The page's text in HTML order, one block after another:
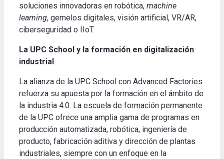
soluciones innovadoras en robótica, machine
learning, gemelos digitales, visión artificial, VR/AR,
ciberseguridad o IIoT.
La UPC School y la formación en digitalización
industrial
La alianza de la UPC School con Advanced Factories
refuerza su apuesta por la formación en el ámbito de
la industria 4.0. La escuela de formación permanente
de la UPC ofrece una amplia gama de programas en
producción automatizada, robótica, ingeniería de
producto, fabricación aditiva y dirección de plantas
industriales, siempre con un enfoque en la